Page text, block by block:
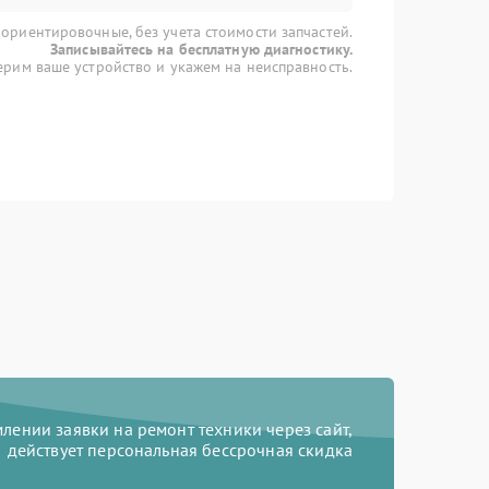
без учета стоимости запчастей.
Записывайтесь на бесплатную диагностику.
ваше устройство и укажем на неисправность.
заявки на ремонт техники через сайт,
действует персональная бессрочная скидка